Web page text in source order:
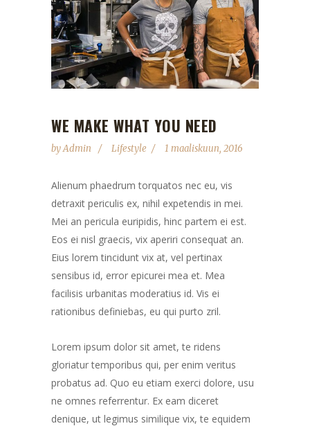
WE MAKE WHAT YOU NEED
byAdmin Lifestyle 1 maaliskuun, 2016
Alienum phaedrum torquatos nec eu, vis
detraxit periculis ex, nihil expetendis in mei.
Mei an pericula euripidis, hinc partem ei est.
Eos ei nisl graecis, vix aperiri consequat an.
Eius lorem tincidunt vix at, vel pertinax
sensibus id, error epicurei mea et. Mea
facilisis urbanitas moderatius id. Vis ei
rationibus definiebas, eu qui purto zril.
Lorem ipsum dolor sit amet, te ridens
gloriatur temporibus qui, per enim veritus
probatus ad. Quo eu etiam exerci dolore, usu
ne omnes referrentur. Ex eam diceret
denique, ut legimus similique vix, te equidem